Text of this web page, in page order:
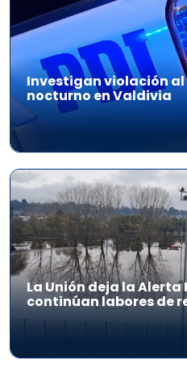
Investigan violación
nocturno en Valdivia
La Unión deja la
continúan labores de